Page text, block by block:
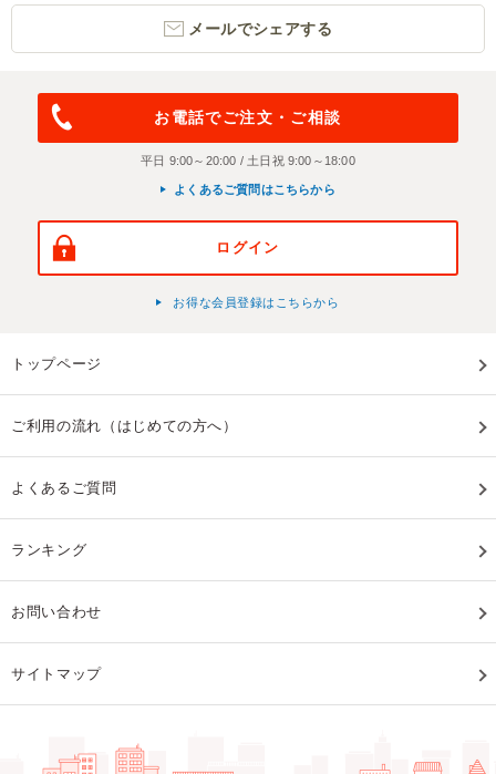
メールでシェアする
お電話でご注文・ご相談
平日 9:00～20:00 / 土日祝 9:00～18:00
よくあるご質問はこちらから
ログイン
お得な会員登録はこちらから
トップページ
ご利用の流れ（はじめての方へ）
よくあるご質問
ランキング
お問い合わせ
サイトマップ